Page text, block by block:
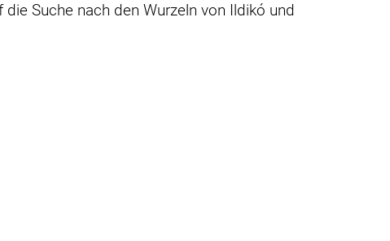
Suche nach den Wurzeln von Ildikó und